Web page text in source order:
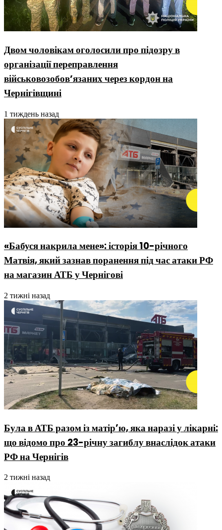
Двом чоловікам оголосили про підозру в
організації переправлення
військовозобовʼязаних через кордон на
Чернігівщині
1 тиждень назад
«Бабуся накрила мене»: історія 10-річного
Матвія, який зазнав поранення під час атаки РФ
на магазин АТБ у Чернігові
2 тижні назад
Була в АТБ разом із матір’ю, яка наразі у лікарні:
що відомо про 23-річну загиблу внаслідок атаки
РФ на Чернігів
2 тижні назад